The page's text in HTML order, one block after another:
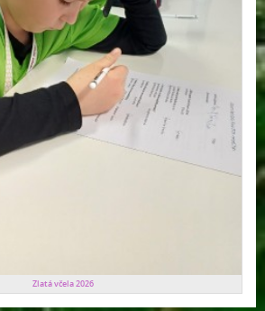
Zlatá včela 2026